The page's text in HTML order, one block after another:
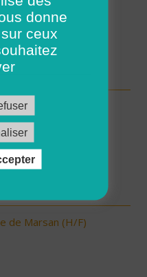
(H/F)
de Marsan (H/F)
donne
ceux